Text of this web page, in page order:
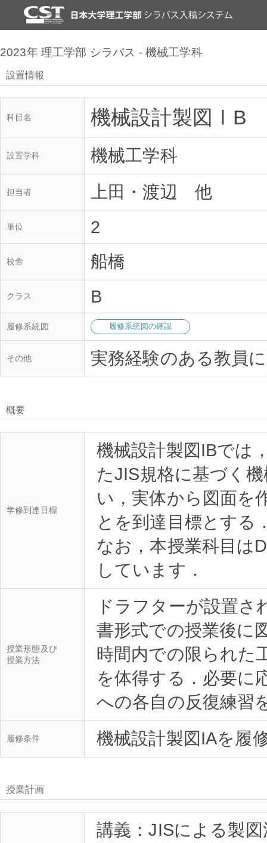
2023年 理工学部 シラバス - 機械工学科
設置情報
科目名 機械設計製図ⅠB
設置学科 機械工学科
担当者 上田・渡辺 他
単位 2
校舎 船橋
クラス B
履修系統図 履修系統図の確認
その他 実務経験のある教員
概要
学修到達目標
機械設計製図IBでは
たJIS規格に基づく
い，実体から図面を
とを到達目標とする
なお，本授業科目は
授業形態及び
授業方法
ドラフターが設置さ
書形式での授業後に
時間内での限られた
を体得する．必要に
履修条件
授業計画
講義：JISによる製